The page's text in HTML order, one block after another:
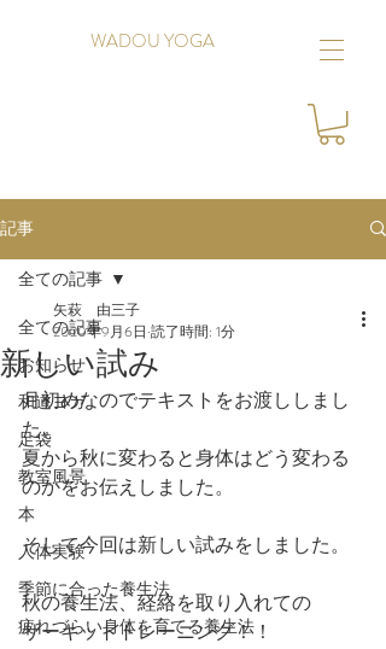
WADOU YOGA
記事
全ての記事
お知らせ
和道ヨガ
足袋
教室風景
本
人体実験
季節に合った養生法
疲れづらい身体を育てる養生法
全ての記事
新しい試み
矢萩 由三子
2020年9月6日 読了時間: 1分
月初めなのでテキストをお渡ししまし
た。
夏から秋に変わると身体はどう変わる
のかをお伝えしました。
そして今回は新しい試みをしました。
秋の養生法、経絡を取り入れての
サーキットトレーニング！！